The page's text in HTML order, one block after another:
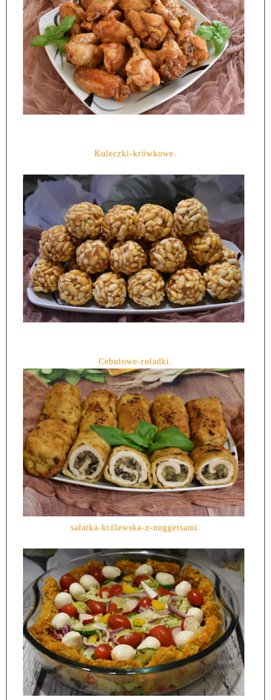
Kuleczki-krówkowe.
Cebulowe-roladki.
sałatka-królewska-z-nuggetsami.